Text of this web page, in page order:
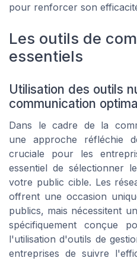
pour renforcer son
Les outils de
essentiels
Utilisation des outils
communication
Dans le cadre de la
une approche réfléchie
cruciale pour les
essentiel de sélectionner
votre public cible. Les
offrent une occasion
publics, mais nécessitent
spécifiquement conçue
l'utilisation d'outils de
entreprises de suivre